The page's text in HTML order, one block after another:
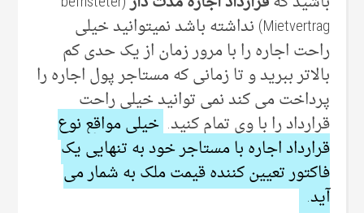
Mietvertrag) نداشته باشد نمیتوانید خیلی
راحت اجاره را با مرور زمان از یک حدی کم
بالاتر ببرید و تا زمانی که مستاجر پول اجاره را
پرداخت می کند نمی توانید خیلی راحت
قرارداد را با وی تمام کنید. خیلی مواقع نوع
قرارداد اجاره با مستاجر خود به تنهایی یک
فاکتور تعیین کننده قیمت ملک به شمار می
آید.